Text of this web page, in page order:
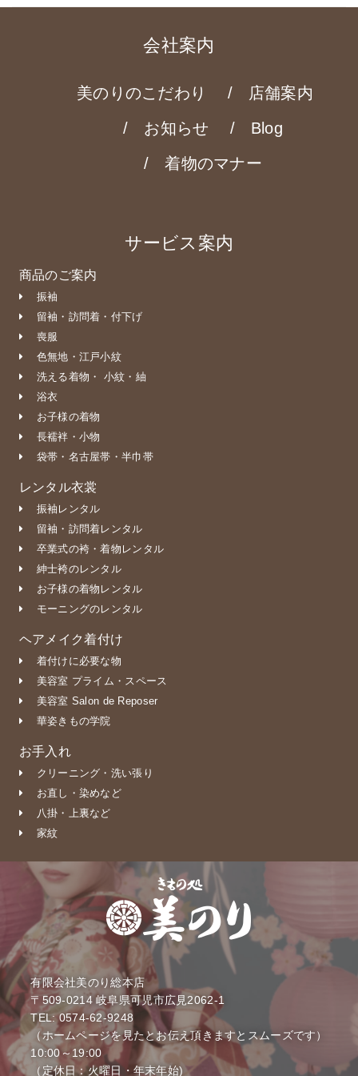
会社案内
美のりのこだわり
店舗案内
お知らせ
Blog
着物のマナー
サービス案内
商品のご案内
振袖
留袖・訪問着・付下げ
喪服
色無地・江戸小紋
洗える着物・ 小紋・紬
浴衣
お子様の着物
長襦袢・小物
袋帯・名古屋帯・半巾帯
レンタル衣裳
振袖レンタル
留袖・訪問着レンタル
卒業式の袴・着物レンタル
紳士袴のレンタル
お子様の着物レンタル
モーニングのレンタル
ヘアメイク着付け
着付けに必要な物
美容室 プライム・スペース
美容室 Salon de Reposer
華姿きもの学院
お手入れ
クリーニング・洗い張り
お直し・染めなど
八掛・上裏など
家紋
有限会社美のり総本店
〒509-0214 岐阜県可児市広見2062-1
TEL: 0574-62-9248
（ホームページを見たとお伝え頂きますとスムーズです）
10:00～19:00
（定休日：火曜日・年末年始)